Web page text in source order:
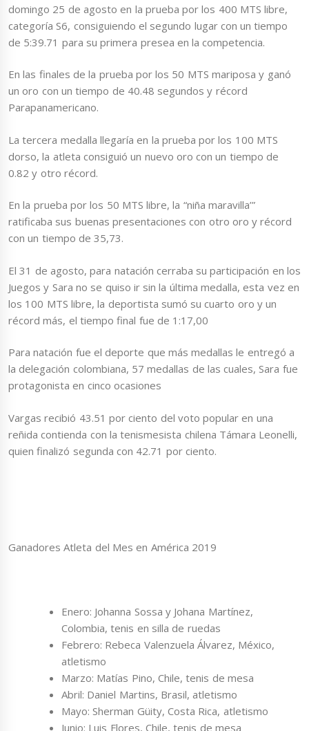
domingo 25 de agosto en la prueba por los 400 MTS libre,
categoría S6, consiguiendo el segundo lugar con un tiempo
de 5:39.71 para su primera presea en la competencia.
En las finales de la prueba por los 50 MTS mariposa y ganó
un oro con un tiempo de 40.48 segundos y récord
Parapanamericano.
La tercera medalla llegaría en la prueba por los 100 MTS
dorso, la atleta consiguió un nuevo oro con un tiempo de
0.82 y otro récord.
En la prueba por los 50 MTS libre, la “niña maravilla’”
ratificaba sus buenas presentaciones con otro oro y récord
con un tiempo de 35,73.
El 31 de agosto, para natación cerraba su participación en los
Juegos y Sara no se quiso ir sin la última medalla, esta vez en
los 100 MTS libre, la deportista sumó su cuarto oro y un
récord más, el tiempo final fue de 1:17,00
Para natación fue el deporte que más medallas le entregó a
la delegación colombiana, 57 medallas de las cuales, Sara fue
protagonista en cinco ocasiones
Vargas recibió 43.51 por ciento del voto popular en una
reñida contienda con la tenismesista chilena Támara Leonelli,
quien finalizó segunda con 42.71 por ciento.
Ganadores Atleta del Mes en América 2019
Enero: Johanna Sossa y Johana Martínez,
Colombia, tenis en silla de ruedas
Febrero: Rebeca Valenzuela Álvarez, México,
atletismo
Marzo: Matías Pino, Chile, tenis de mesa
Abril: Daniel Martins, Brasil, atletismo
Mayo: Sherman Güity, Costa Rica, atletismo
Junio: Luis Flores, Chile, tenis de mesa